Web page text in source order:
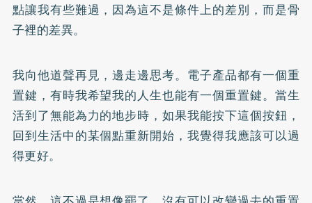
點讓我有些難過，因為這不是條件上的差別，而是骨
子裡的差異。
我向他道聲再見，邊走邊思考。電子產品都有一個重
置鍵，有時我希望我的人生也能有一個重置鍵。當生
活到了無能為力的地步時，如果我能按下這個按鈕，
回到生活中的某個點重新開始，我覺得我應該可以過
得更好。